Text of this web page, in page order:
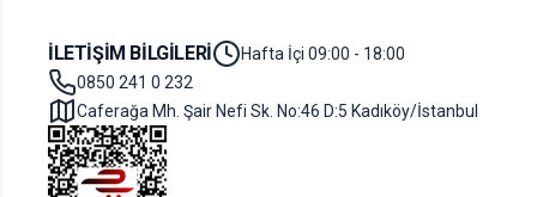
İLETIŞIM BILGILERI
Hafta İçi 09:00 - 18:00
0850 241 0 232
Caferağa Mh. Şair Nefi Sk. No:46 D:5 Kadıköy/İstanbul